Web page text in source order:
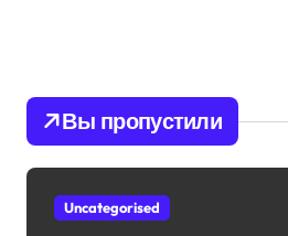
Вы пропустили
Uncategorised